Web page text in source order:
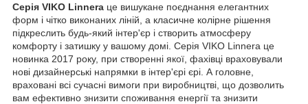
Серія VIKO Linnera це вишукане поєднання елегантних
форм і чітко виконаних ліній, а класичне колірне рішення
підкреслить будь-який інтер'єр і створить атмосферу
комфорту і затишку у вашому домі. Серія VIKO Linnera це
новинка 2017 року, при створенні якої, фахівці враховували
нові дизайнерські напрямки в інтер'єрі єрі. А головне,
враховані всі сучасні вимоги при виробництві, що дозволить
вам ефективно знизити споживання енергії та знизити